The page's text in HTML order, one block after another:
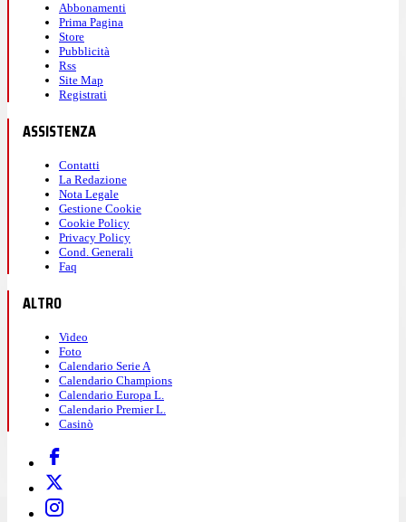
Abbonamenti
Prima Pagina
Store
Pubblicità
Rss
Site Map
Registrati
ASSISTENZA
Contatti
La Redazione
Nota Legale
Gestione Cookie
Cookie Policy
Privacy Policy
Cond. Generali
Faq
ALTRO
Video
Foto
Calendario Serie A
Calendario Champions
Calendario Europa L.
Calendario Premier L.
Casinò